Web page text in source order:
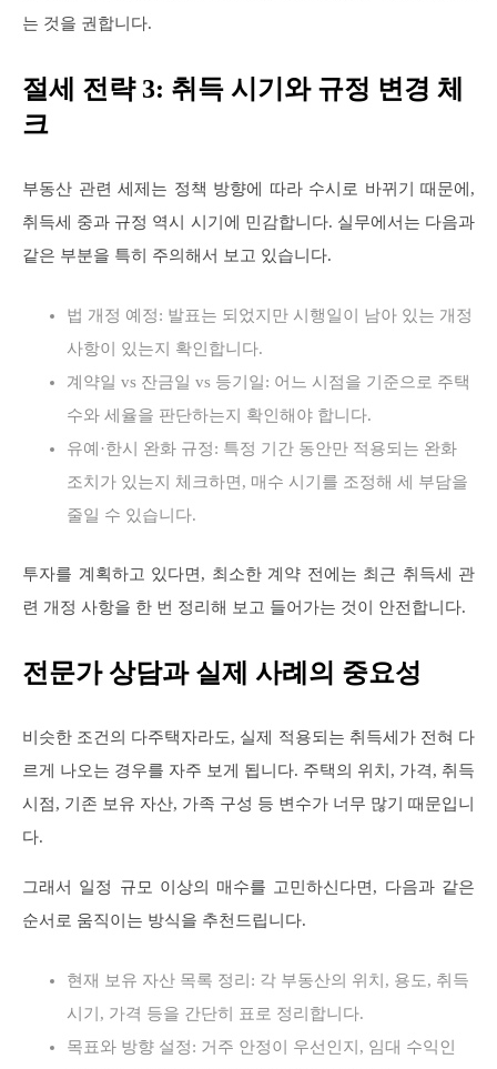
는 것을 권합니다.
절세 전략 3: 취득 시기와 규정 변경 체
크
부동산 관련 세제는 정책 방향에 따라 수시로 바뀌기 때문에,
취득세 중과 규정 역시 시기에 민감합니다. 실무에서는 다음과
같은 부분을 특히 주의해서 보고 있습니다.
법 개정 예정: 발표는 되었지만 시행일이 남아 있는 개정
사항이 있는지 확인합니다.
계약일 vs 잔금일 vs 등기일: 어느 시점을 기준으로 주택
수와 세율을 판단하는지 확인해야 합니다.
유예·한시 완화 규정: 특정 기간 동안만 적용되는 완화
조치가 있는지 체크하면, 매수 시기를 조정해 세 부담을
줄일 수 있습니다.
투자를 계획하고 있다면, 최소한 계약 전에는 최근 취득세 관
련 개정 사항을 한 번 정리해 보고 들어가는 것이 안전합니다.
전문가 상담과 실제 사례의 중요성
비슷한 조건의 다주택자라도, 실제 적용되는 취득세가 전혀 다
르게 나오는 경우를 자주 보게 됩니다. 주택의 위치, 가격, 취득
시점, 기존 보유 자산, 가족 구성 등 변수가 너무 많기 때문입니
다.
그래서 일정 규모 이상의 매수를 고민하신다면, 다음과 같은
순서로 움직이는 방식을 추천드립니다.
현재 보유 자산 목록 정리: 각 부동산의 위치, 용도, 취득
시기, 가격 등을 간단히 표로 정리합니다.
목표와 방향 설정: 거주 안정이 우선인지, 임대 수익인